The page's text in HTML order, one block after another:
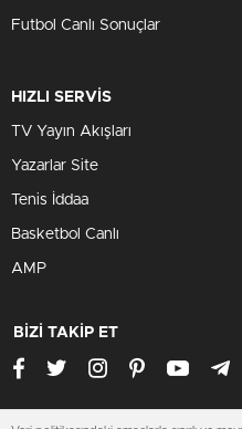
Futbol Canlı Sonuçlar
HIZLI SERVİS
TV Yayın Akışları
Yazarlar Site
Tenis İddaa
Basketbol Canlı
AMP
BİZİ TAKİP ET